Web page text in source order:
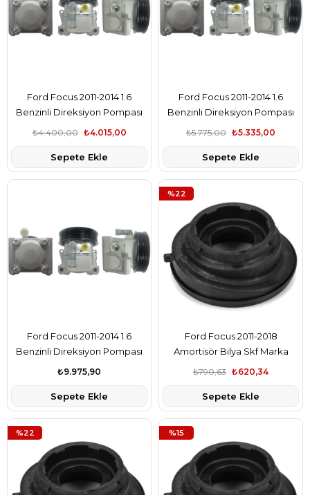
Ford Focus 2011-2014 1.6
Benzinli Direksiyon Pompası
Bsg Marka BV613A696AB
₺4.015,00
₺4.400,00
Sepete Ekle
Ford Focus 2011-2014 1.6
Benzinli Direksiyon Pompası
Hella Marka BV613A696AB
₺5.335,00
₺5.775,00
Sepete Ekle
Ford Focus 2011-2014 1.6
Benzinli Direksiyon Pompası
Bosch Marka BV613A696AB
₺9.975,90
Sepete Ekle
Ford Focus 2011-2018
Amortisör Bilya Skf Marka
3M513K099AD
₺620,34
₺790,63
Sepete Ekle
%22
%22 %15